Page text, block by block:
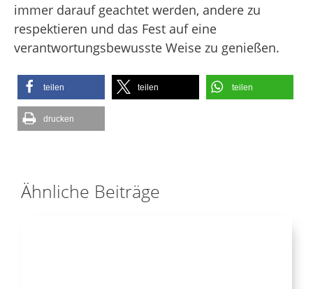
immer darauf geachtet werden, andere zu
respektieren und das Fest auf eine
verantwortungsbewusste Weise zu genießen.
teilen teilen teilen
drucken
Ähnliche Beiträge